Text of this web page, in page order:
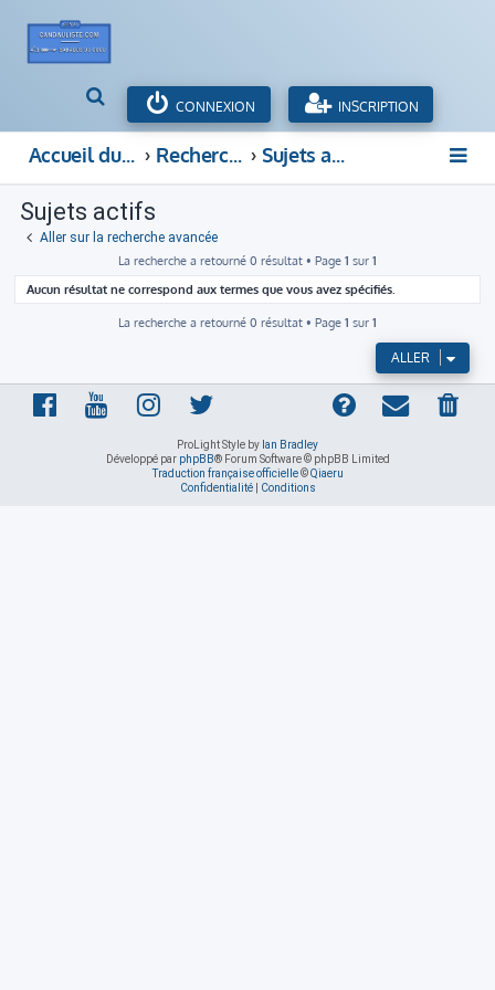
h
e
r
e
r
CONNEXION INSCRIPTION
Accueil du forum Rechercher Sujets actifs
Sujets actifs
Aller sur la recherche avancée
La recherche a retourné 0 résultat • Page 1 sur 1
Aucun résultat ne correspond aux termes que vous avez spécifiés.
La recherche a retourné 0 résultat • Page 1 sur 1
ALLER
ProLight Style by Ian Bradley
Développé par phpBB® Forum Software © phpBB Limited
Traduction française officielle©Qiaeru
Confidentialité| Conditions